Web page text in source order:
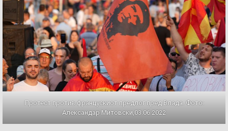
Протест против францускиот предлог пред Влада. Фото:
Александар Митовски,03.06.2022